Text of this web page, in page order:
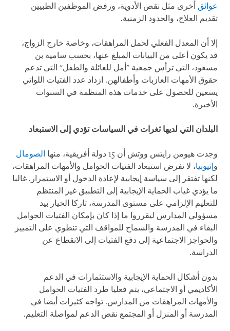
عوائق أخرى مثل نقص الأدوية، ورفض الموظفين الطبيين
تقديم العلاج، والحدود الزمنية.
إلا أن المعدل الفعلي لحمل المراهقات، وخاصة خارج الزواج،
قد يكون أعلى من البيانات المبلغ عنها، بحسب سامية بن
مسعود، التي ترأس جمعية "أمل للعائلة والطفل" التي تدعم
حقوق الأمهات العازبات وأطفالهن. ازداد عدد الفتيات اللواتي
يسعين للحصول على خدمات هذه المنظمة في السنوات
الأخيرة.
البلدان التي لديها ثغرات في السياسات تؤدي إلى الاستبعاد
وجدت هيومن رايتس ووتش أن 15 دولة أفريقية، منها
الصومال
وإثيوبيا، لا تفرض استبعاد الفتيات الحوامل والأمهات المراهقات،
لكنها تفتقر إلى سياسة إيجابية لإعادة الدخول أو الاستمرار. غالبا
ما يؤدي غياب الحماية الإيجابية إلى التطبيق غير المنتظم
للتعليم الإلزامي على مستوى المدرسة، تاركا الخيار بيد
مسؤولي المدارس ليقرروا ما إذا كان بإمكان الفتيات الحوامل
البقاء في المدرسة والسماح للمواقف التي تنطوي على التمييز
والحواجز الاجتماعية إلى دفع الفتيات إلى الانقطاع عن
الدراسة.
بدون أشكال الحماية الإيجابية والاستثمارات في الدعم
الأكاديمي أو الاجتماعي، يتم فعليا طرد الفتيات الحوامل
والأمهات المراهقات من المدارس. تواجه كثيرات أيضا في
المدرسة أو المنزل أو المجتمع نقص الدعم لمواصلة التعليم.